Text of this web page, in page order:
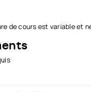
de cours est variable et